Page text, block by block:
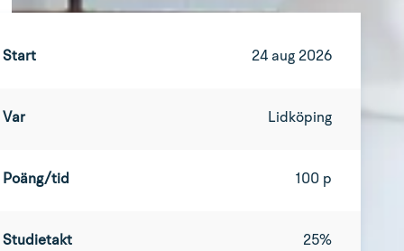
Start 24 aug 2026
Var Lidköping
Poäng/tid 100 p
Studietakt 25%